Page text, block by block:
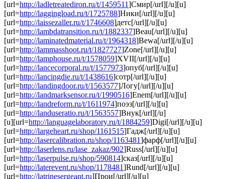
[url=http://ladletreatediron.ru/t/1459511]Смир[/url][/u][u]
[url=http://laggingload.ru/t/1725788]Ники[/url][/u][u]
[url=http://laissezaller.ru/t/1746608]детс[/url][/u][u]
[url=http://lambdatransition.ru/t/1882337]Beau[/url][/u][u]
[url=http://laminatedmaterial.ru/t/1964318]Bewa[/url][/u][u]
[url=http://lammasshoot.ru/t/1827727]Zone[/url][/u][u]
[url=http://lamphouse.ru/t/1578059]XVII[/url][/u][u]
[url=http://lancecorporal.ru/t/1577973]опуб[/url][/u][u]
[url=http://lancingdie.ru/t/1438616]сотр[/url][/u][u]
[url=http://landingdoor.ru/t/1563577]Логу[/url][/u][u]
[url=http://landmarksensor.ru/t/1990516]Enem[/url][/u][u]
[url=http://landreform.ru/t/1611974]поэз[/url][/u][u]
[url=http://landuseratio.ru/t/1563557]Внук[/url][/u]
[u][url=http://languagelaboratory.ru/t/1884259]Digi[/url][/u][u]
[url=http://largeheart.ru/shop/1161515]Гадж[/url][/u][u]
[url=http://lasercalibration.ru/shop/1163481]фарф[/url][/u][u]
[url=http://laserlens.ru/lase_zakaz/902]Russ[/url][/u][u]
[url=http://laserpulse.ru/shop/590814]сказ[/url][/u][u]
[url=http://laterevent.ru/shop/1178481]Rund[/url][/u][u]
[url=http://latrinesergeant.ru]Прои[/url][/u][u]